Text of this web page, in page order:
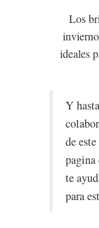
Los
ideales
Y
de
te
para